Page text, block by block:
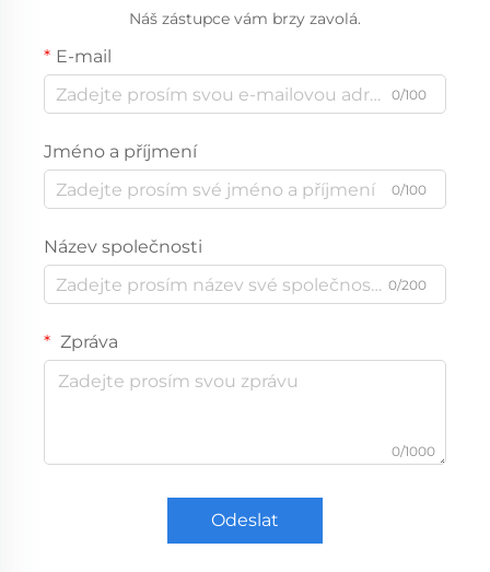
Náš zástupce vám brzy zavolá.
E-mail
0/100
Jméno a příjmení
0/100
Název společnosti
0/200
Zpráva
0/1000
Odeslat